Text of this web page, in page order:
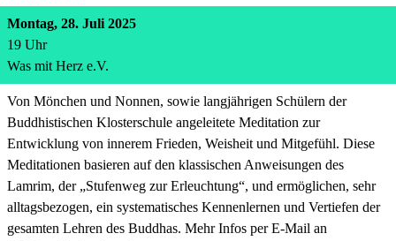
Montag, 28. Juli 2025
19 Uhr
Was mit Herz e.V.
Von Mönchen und Nonnen, sowie langjährigen Schülern der
Buddhistischen Klosterschule angeleitete Meditation zur
Entwicklung von innerem Frieden, Weisheit und Mitgefühl. Diese
Meditationen basieren auf den klassischen Anweisungen des
Lamrim, der „Stufenweg zur Erleuchtung“, und ermöglichen, sehr
alltagsbezogen, ein systematisches Kennenlernen und Vertiefen der
gesamten Lehren des Buddhas. Mehr Infos per E-Mail an